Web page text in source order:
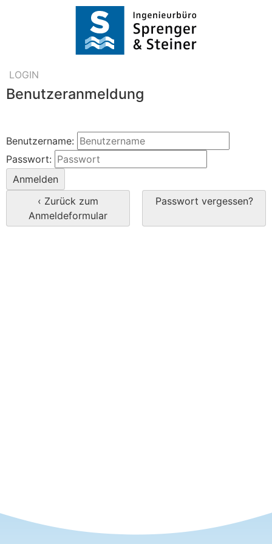
LOGIN
Benutzeranmeldung
Benutzername:
Passwort:
‹ Zurück zum
Anmeldeformular
Passwort vergessen?